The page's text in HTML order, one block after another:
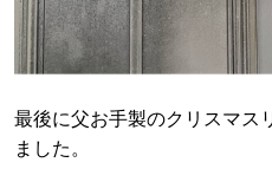
最後に父お手製のクリスマス
ました。